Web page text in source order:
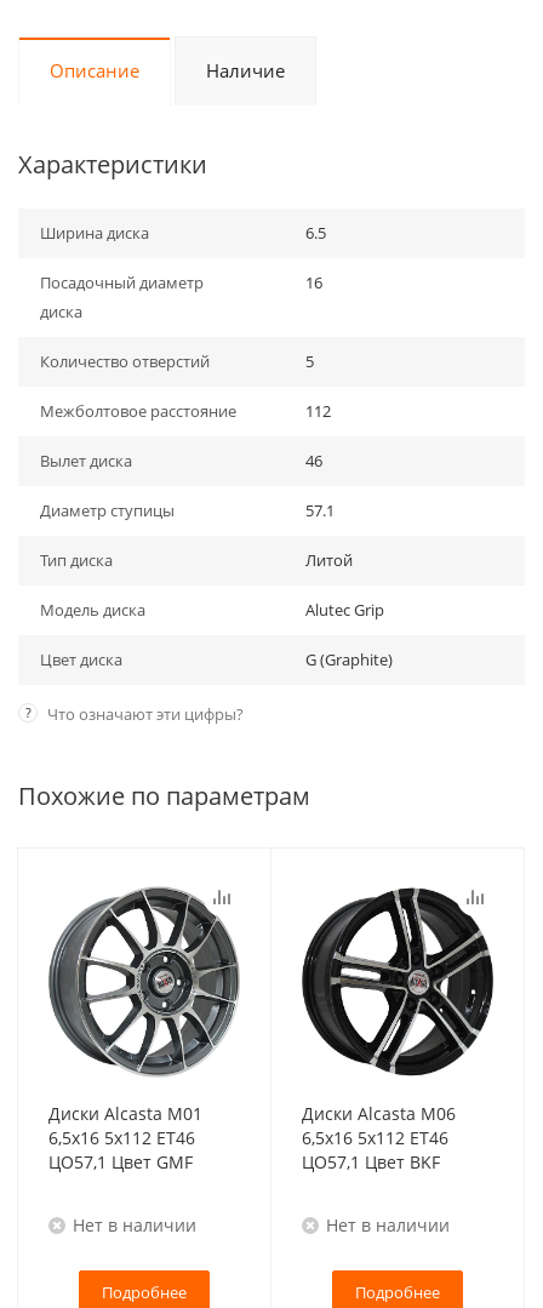
Описание Наличие
Характеристики
Ширина диска 6.5
Посадочный диаметр
диска
16
Количество отверстий 5
Межболтовое расстояние 112
Вылет диска 46
Диаметр ступицы 57.1
Тип диска Литой
Модель диска Alutec Grip
Цвет диска G (Graphite)
? Что означают эти цифры?
Похожие по параметрам
Диски Alcasta M01
6,5x16 5x112 ET46
ЦО57,1 Цвет GMF
Нет в наличии
Подробнее
Диски Alcasta M06
6,5x16 5x112 ET46
ЦО57,1 Цвет BKF
Нет в наличии
Подробнее